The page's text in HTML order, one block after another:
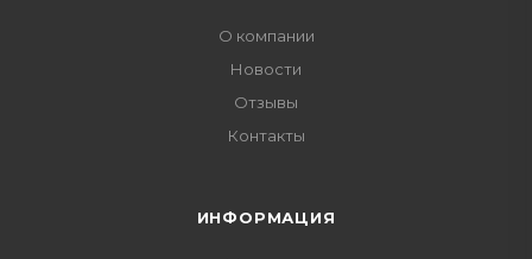
О компании
Новости
Отзывы
Контакты
ИНФОРМАЦИЯ